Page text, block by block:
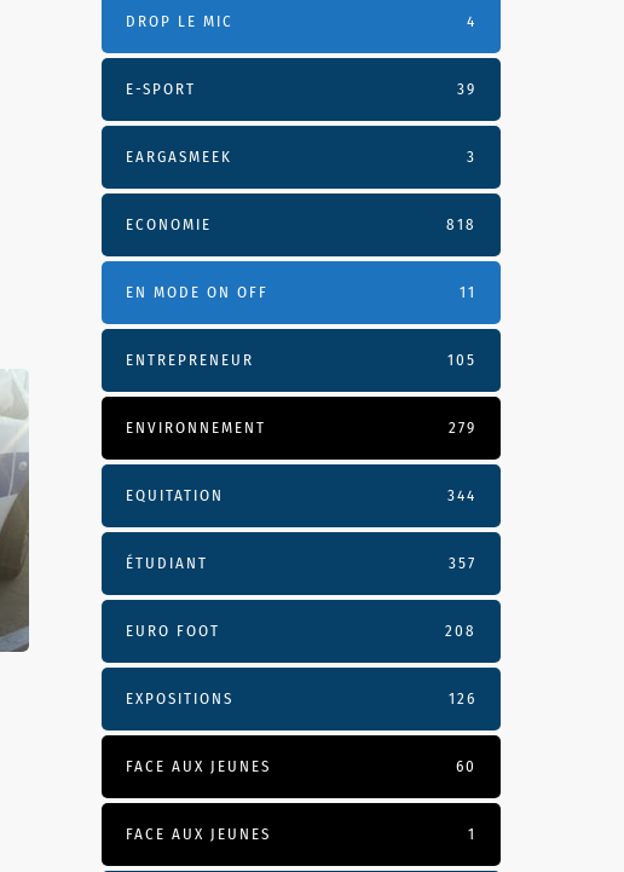
DROP LE MIC 4
E-SPORT 39
EARGASMEEK 3
ECONOMIE 818
EN MODE ON OFF 11
ENTREPRENEUR 105
ENVIRONNEMENT 279
EQUITATION 344
ÉTUDIANT 357
EURO FOOT 208
EXPOSITIONS 126
FACE AUX JEUNES 60
FACE AUX JEUNES 1